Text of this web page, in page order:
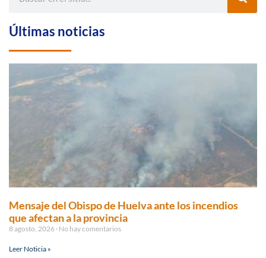
Últimas noticias
Mensaje del Obispo de Huelva ante los incendios
que afectan a la provincia
8 agosto, 2026 No hay comentarios
Leer Noticia »